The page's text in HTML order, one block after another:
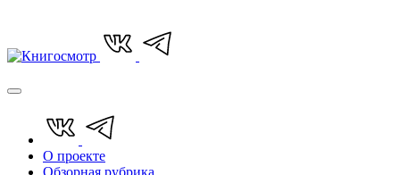
О проекте
Обзорная рубрика